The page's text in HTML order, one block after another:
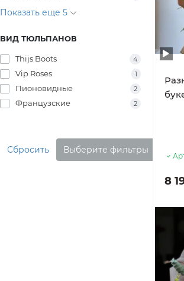
Показать еще 5
ВИД ТЮЛЬПАНОВ
Thijs Boots 4
Vip Roses 1
Пионовидные 2
Французские 2
Сбросить Выберите фильтры
8